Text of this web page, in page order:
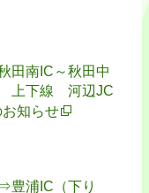
田南IC～秋田中
上下線 河辺JC
知らせ
豊浦IC（下り